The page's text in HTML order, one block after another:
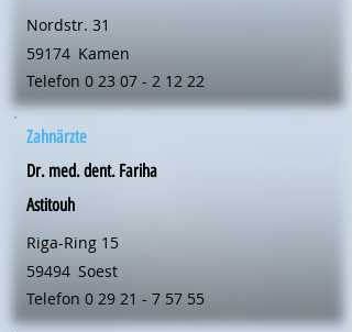
Nordstr. 31
59174 Kamen
Telefon 0 23 07 - 2 12 22
Zahnärzte
Dr. med. dent. Fariha
Astitouh
Riga-Ring 15
59494 Soest
Telefon 0 29 21 - 7 57 55